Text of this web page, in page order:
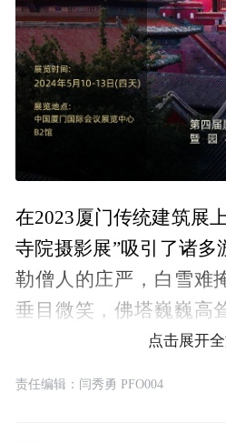
在2023厦门传统建筑展
寺院摄影展”吸引了诸多
勒僧人的庄严，白雪难
垂目微笑，佛塔巍巍高
部石砌木刻的史书，记
2024年“云游寺院摄影
点击展开
责任编辑：闫秀勇 PFO004